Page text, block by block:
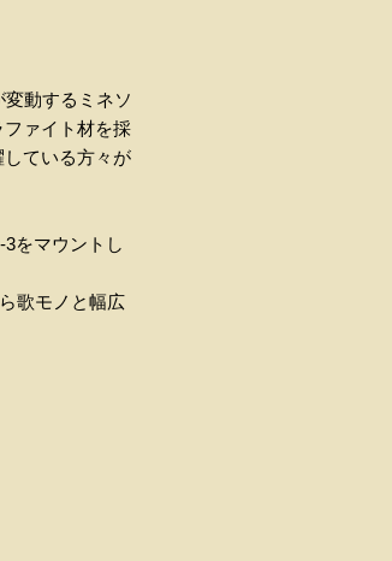
動するミネソ
ァイト材を採
ている方々が
をマウントし
歌モノと幅広